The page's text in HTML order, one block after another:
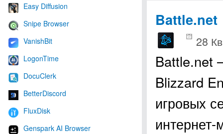
Easy Diffusion
Snipe Browser
VanishBit
LogonTime
DocuClerk
BetterDiscord
FluxDisk
Genspark AI Browser
Battle.net
28
Battle.net
Blizzard
игровых